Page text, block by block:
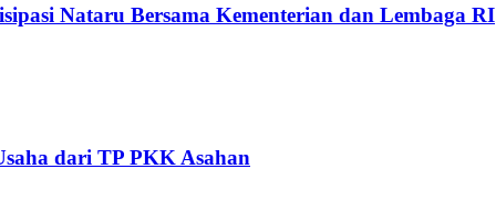
Nataru Bersama Kementerian dan Lembaga RI
dari TP PKK Asahan